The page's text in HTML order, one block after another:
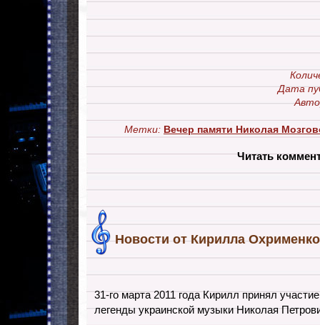
Дата
Метки: Вечер памяти Николая
Читать
Новости от Кирилла
31-го марта 2011 года Кирилл принял
легенды украинской музыки Николая